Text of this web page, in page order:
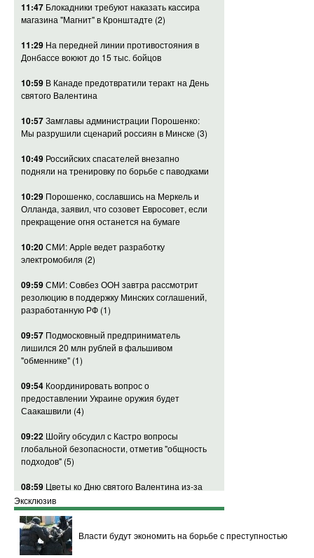
11:47 Блокадники требуют наказать кассира
магазина "Магнит" в Кронштадте (2)
11:29 На передней линии противостояния в
Донбассе воюют до 15 тыс. бойцов
10:59 В Канаде предотвратили теракт на День
святого Валентина
10:57Замглавы администрации Порошенко:
Мы разрушили сценарий россиян в Минске (3)
10:49 Российских спасателей внезапно
подняли на тренировку по борьбе с паводками
10:29 Порошенко, сославшись на Меркель и
Олланда, заявил, что созовет Евросовет, если
прекращение огня останется на бумаге
10:20СМИ: Apple ведет разработку
электромобиля (2)
09:59СМИ: Совбез ООН завтра рассмотрит
резолюцию в поддержку Минских соглашений,
разработанную РФ (1)
09:57 Подмосковный предприниматель
лишился 20 млн рублей в фальшивом
"обменнике" (1)
09:54 Координировать вопрос о
предоставлении Украине оружия будет
Саакашвили (4)
09:22 Шойгу обсудил с Кастро вопросы
глобальной безопасности, отметив "общность
подходов" (5)
08:59 Цветы ко Дню святого Валентина из-за
проблем рубля подорожали сильнее обычного
08:57Сестра Ляшко воюет за ополченцев
08:47В Госдепе США утверждают, что
Эксклюзив
Власти будут экономить на борьбе с преступностью